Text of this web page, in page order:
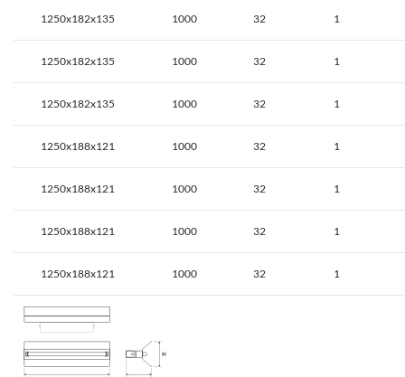
1250x182x135 1000 32 1
1250x182x135 1000 32 1
1250x182x135 1000 32 1
1250x188x121 1000 32 1
1250x188x121 1000 32 1
1250x188x121 1000 32 1
1250x188x121 1000 32 1